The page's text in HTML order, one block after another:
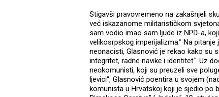
Stigavši pravovremeno na zakašnjeli
već iskazanome militarističkom
sam vodio imao sam ljude iz NPD-a,
velikosrpskog imperijalizma.” Na
neonacisti, Glasnović je rekao kako su
integritet, radne navike i identitet“. Uz
neokomunisti, koji su preuzeli sve
ljevici“, Glasnović poentira u svojem
komunista u Hrvatskoj koji je sjedio po